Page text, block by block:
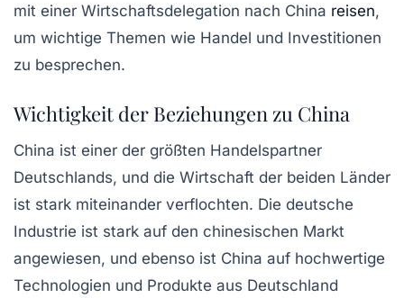
mit einer Wirtschaftsdelegation nach China reisen,
um wichtige Themen wie Handel und Investitionen
zu besprechen.
Wichtigkeit der Beziehungen zu China
China ist einer der größten Handelspartner
Deutschlands, und die Wirtschaft der beiden Länder
ist stark miteinander verflochten. Die deutsche
Industrie ist stark auf den chinesischen Markt
angewiesen, und ebenso ist China auf hochwertige
Technologien und Produkte aus Deutschland